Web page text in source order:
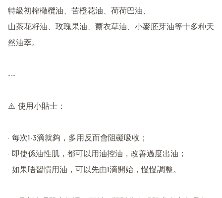
特級初榨橄欖油、苦橙花油、荷荷巴油、
山茶花籽油、玫瑰果油、薰衣草油、小麥胚芽油等十多种天
然油萃。
---
⚠️ 使用小貼士：
· 每次1-3滴就夠，多用反而會阻礙吸收；
· 即使係油性肌，都可以用油控油，改善過度出油；
· 如果唔習慣用油，可以先由1滴開始，慢慢調整。